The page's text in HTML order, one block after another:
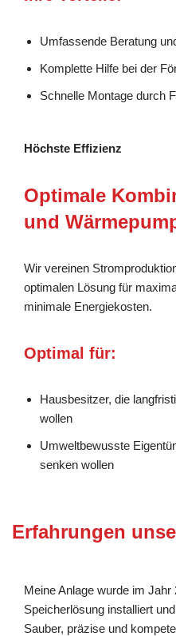
Umfassende Beratung
Komplette Hilfe bei der
Schnelle Montage durch
Höchste Effizienz
Optimale
und
Wir vereinen
optimalen Lösung für
minimale Energiekosten.
Optimal für:
Hausbesitzer, die
wollen
Umweltbewusste
senken wollen
Erfahrungen
Meine Anlage wurde im
Speicherlösung installiert
Sauber, präzise und